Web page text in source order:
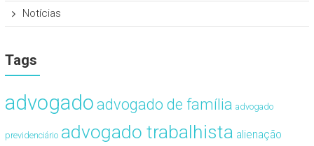
Notícias
Tags
advogado advogado de família advogado
previdenciário advogado trabalhista alienação